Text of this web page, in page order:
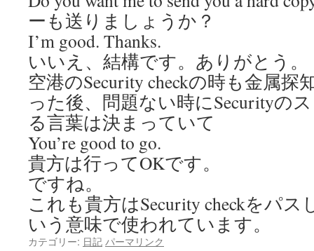
ーも送りましょうか？
I’m good. Thanks.
いいえ、結構です。ありがとう。
空港のSecurity checkの時も金属
った後、問題ない時にSecurityの
る言葉は決まっていて
You’re good to go.
貴方は行ってOKです。
ですね。
これも貴方はSecurity checkをパ
いう意味で使われています。
カテゴリー: 日記 パーマリンク